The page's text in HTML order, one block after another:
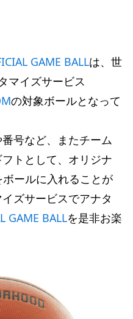
GAME BALLは、世
マイズサービス
の対象ボールとなって
号など、またチーム
トとして、オリジナ
ールに入れることが
ズサービスでアナタ
GAME BALLを是非お楽